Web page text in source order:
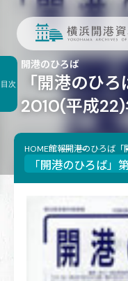
「開港のひ
2010(平成
開港のひろば
HOME館報開港のひろば
目次